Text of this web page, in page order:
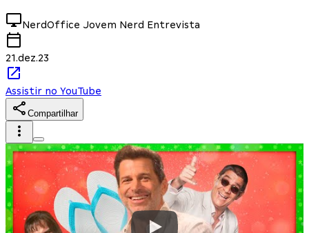
NerdOffice Jovem Nerd Entrevista
21.dez.23
Assistir no YouTube
Compartilhar